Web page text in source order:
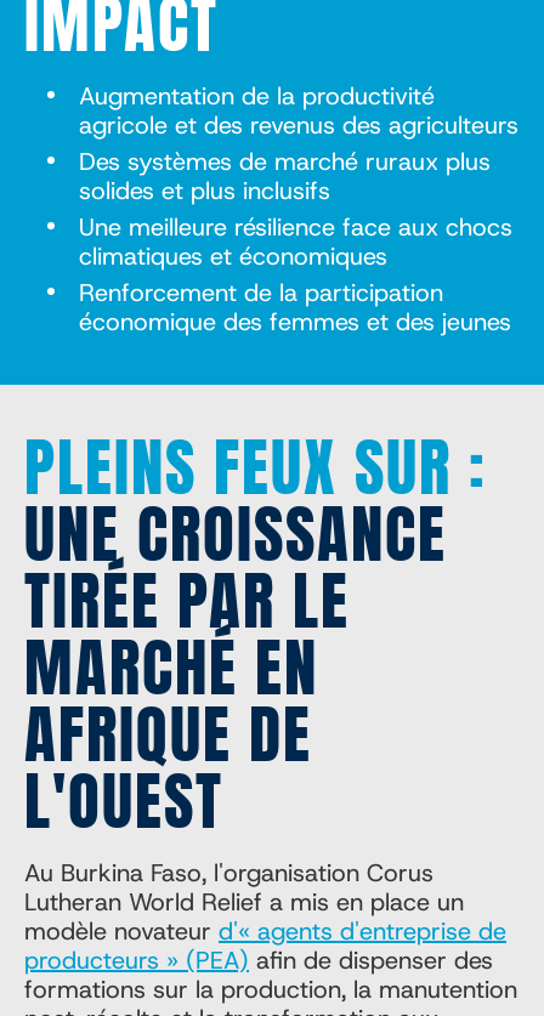
IMPACT
Augmentation de la productivité
agricole et des revenus des agriculteurs
Des systèmes de marché ruraux plus
solides et plus inclusifs
Une meilleure résilience face aux chocs
climatiques et économiques
Renforcement de la participation
économique des femmes et des jeunes
PLEINS FEUX SUR :
UNE CROISSANCE
TIRÉE PAR LE
MARCHÉ EN
AFRIQUE DE
L'OUEST
Au Burkina Faso, l'organisation Corus
Lutheran World Relief a mis en place un
modèle novateur d'« agents d'entreprise de
producteurs » (PEA) afin de dispenser des
formations sur la production, la manutention